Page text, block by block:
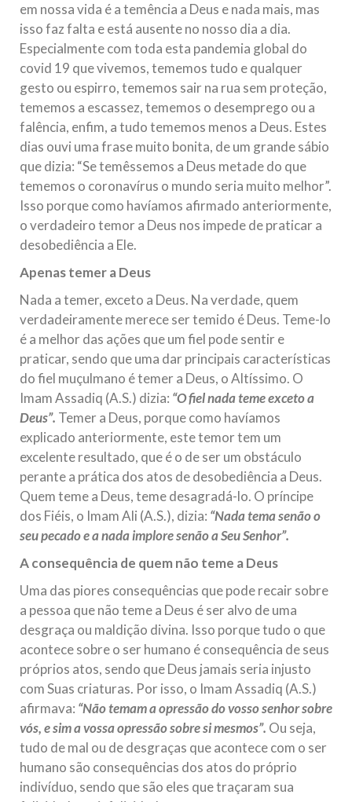
em nossa vida é a temência a Deus e nada mais, mas
isso faz falta e está ausente no nosso dia a dia.
Especialmente com toda esta pandemia global do
covid 19 que vivemos, tememos tudo e qualquer
gesto ou espirro, tememos sair na rua sem proteção,
tememos a escassez, tememos o desemprego ou a
falência, enfim, a tudo tememos menos a Deus. Estes
dias ouvi uma frase muito bonita, de um grande sábio
que dizia: “Se temêssemos a Deus metade do que
tememos o coronavírus o mundo seria muito melhor”.
Isso porque como havíamos afirmado anteriormente,
o verdadeiro temor a Deus nos impede de praticar a
desobediência a Ele.
Apenas temer a Deus
Nada a temer, exceto a Deus. Na verdade, quem
verdadeiramente merece ser temido é Deus. Teme-lo
é a melhor das ações que um fiel pode sentir e
praticar, sendo que uma dar principais características
do fiel muçulmano é temer a Deus, o Altíssimo. O
Imam Assadiq (A.S.) dizia: “O fiel nada teme exceto a
Deus”. Temer a Deus, porque como havíamos
explicado anteriormente, este temor tem um
excelente resultado, que é o de ser um obstáculo
perante a prática dos atos de desobediência a Deus.
Quem teme a Deus, teme desagradá-lo. O príncipe
dos Fiéis, o Imam Ali (A.S.), dizia: “Nada tema senão o
seu pecado e a nada implore senão a Seu Senhor”.
A consequência de quem não teme a Deus
Uma das piores consequências que pode recair sobre
a pessoa que não teme a Deus é ser alvo de uma
desgraça ou maldição divina. Isso porque tudo o que
acontece sobre o ser humano é consequência de seus
próprios atos, sendo que Deus jamais seria injusto
com Suas criaturas. Por isso, o Imam Assadiq (A.S.)
afirmava: “Não temam a opressão do vosso senhor sobre
vós, e sim a vossa opressão sobre si mesmos”. Ou seja,
tudo de mal ou de desgraças que acontece com o ser
humano são consequências dos atos do próprio
indivíduo, sendo que são eles que traçaram sua